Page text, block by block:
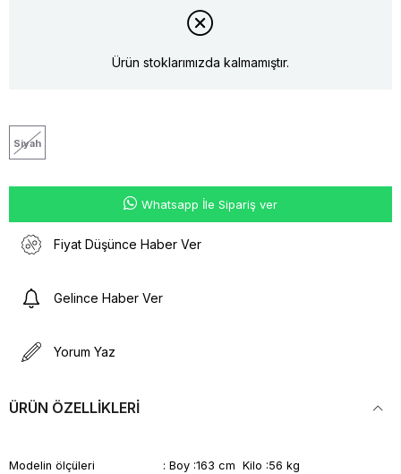
Ürün stoklarımızda kalmamıştır.
Siyah
Whatsapp İle Sipariş ver
Fiyat Düşünce Haber Ver
Gelince Haber Ver
Yorum Yaz
ÜRÜN ÖZELLIKLERI
Modelin ölçüleri : Boy :163 cm Kilo :56 kg